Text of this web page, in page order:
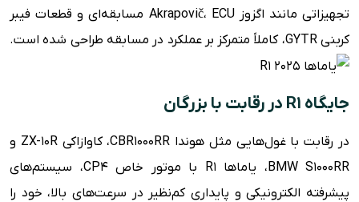
تجهیزاتی مانند اگزوز Akrapovič، ECU مسابقه‌ای و قطعات فیبر
کربنی GYTR، کاملاً متمرکز بر عملکرد در مسابقه طراحی شده است.
جایگاه R1 در رقابت با بزرگان
در رقابت با غول‌هایی مثل هوندا CBR1000RR، کاوازاکی ZX-10R و
BMW S1000RR، یاماها R1 با موتور خاص CP4، سیستم‌های
پیشرفته الکترونیکی و پایداری کم‌نظیر در سرعت‌های بالا، خود را